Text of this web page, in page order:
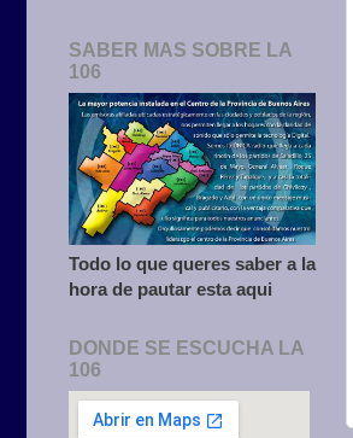
SABER MAS SOBRE LA
106
Todo lo que queres saber a la
hora de pautar esta aqui
DONDE SE ESCUCHA LA
106